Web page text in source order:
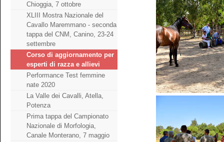
Chioggia, 7 ottobre
XLIII Mostra Nazionale del
Cavallo Maremmano - seconda
tappa del CNM, Canino, 23-24
settembre
Corso di aggiornamento per
esperti di razza e allievi
Performance Test femmine
nate 2020
La Valle dei Cavalli, Atella,
Potenza
Prima tappa del Campionato
Nazionale di Morfologia,
Canale Monterano, 7 maggio